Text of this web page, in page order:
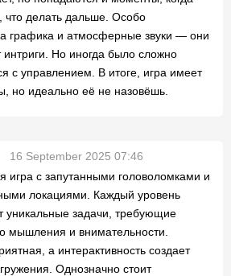
что делать дальше. Особо
графика и атмосферные звуки — они
интриги. Но иногда было сложно
с управлением. В итоге, игра имеет
но идеально её не назовёшь.
16 September 2025 07:46
игра с запутанными головоломками и
локациями. Каждый уровень
уникальные задачи, требующие
мышления и внимательности.
а интерактивность создает
Однозначно стоит